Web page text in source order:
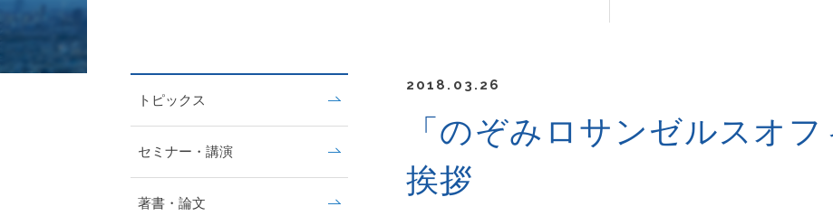
2018.03.26
「のぞみロサンゼルスオ
挨拶
トピックス
セミナー・講演
著書・論文